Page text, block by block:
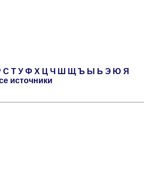
С Т У Ф Х Ц Ч Ш Щ Ъ Ы Ь Э Ю Я
источники